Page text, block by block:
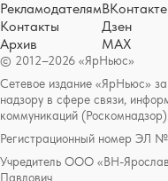
© 2012–2026 «ЯрНьюс»
Сетевое издание «ЯрНьюс»
надзору в сфере связи,
коммуникаций (Роскомнадзор).
Регистрационный номер ЭЛ
Учредитель ООО «ВН-
Павлович
Рекламодателям
Контакты
Архив
ВКонтакте
Дзен
MAX